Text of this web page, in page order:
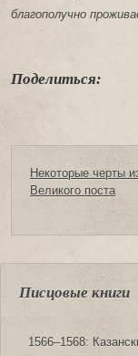
благополучно
Поделиться:
Некоторые черты
Великого поста
Писцовые книги
1566‒1568: